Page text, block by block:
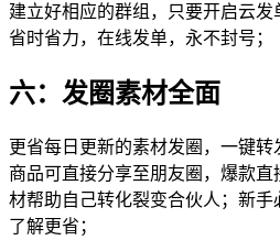
建立好相应的群组，只要开启云
省时省力，在线发单，永不封号；
六：发圈素材全面
更省每日更新的素材发圈，一键
商品可直接分享至朋友圈，爆款
材帮助自己转化裂变合伙人；新
了解更省；